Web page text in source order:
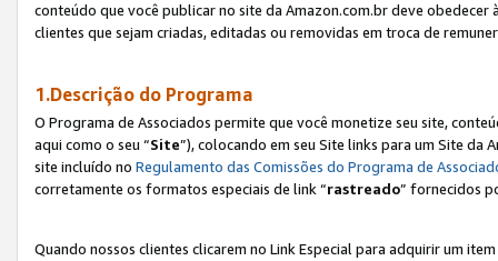
conteúdo que você publicar no site da Amazon.com.br deve
clientes que sejam criadas, editadas ou removidas em troca de
1.Descrição do Programa
O Programa de Associados permite que você monetize seu site,
aqui como o seu “Site”), colocando em seu Site links para um Site da
site incluído no Regulamento das Comissões do Programa de
corretamente os formatos especiais de link “rastreado” fornecidos
Quando nossos clientes clicarem no Link Especial para adquirir um